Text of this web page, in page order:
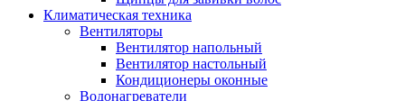
Климатическая техника
Вентиляторы
Вентилятор напольный
Вентилятор настольный
Кондиционеры оконные
Водонагреватели